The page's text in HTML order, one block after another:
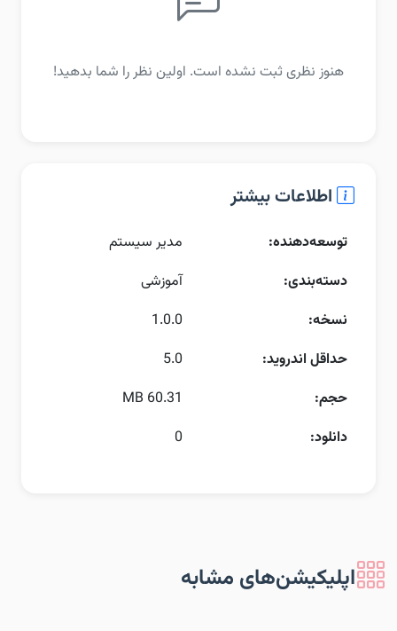
هنوز نظری ثبت نشده است. اولین نظر را شما بدهید!
اطلاعات بیشتر
توسعه‌دهنده:
مدیر سیستم
دسته‌بندی:
آموزشی
نسخه:
1.0.0
حداقل اندروید:
5.0
حجم:
60.31 MB
دانلود:
0
اپلیکیشن‌های مشابه